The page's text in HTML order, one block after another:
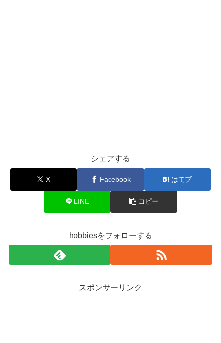
シェアする
X Facebook はてブ
LINE コピー
hobbiesをフォローする
スポンサーリンク